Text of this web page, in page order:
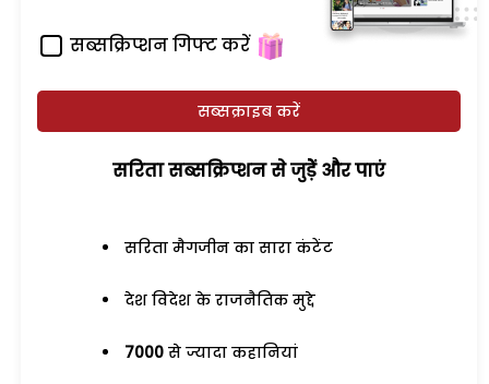
सब्सक्रिप्शन गिफ्ट करें
सब्सक्राइब करें
सरिता सब्सक्रिप्शन से जुड़ेें और पाएं
सरिता मैगजीन का सारा कंटेंट
देश विदेश के राजनैतिक मुद्दे
7000 से ज्यादा कहानियां